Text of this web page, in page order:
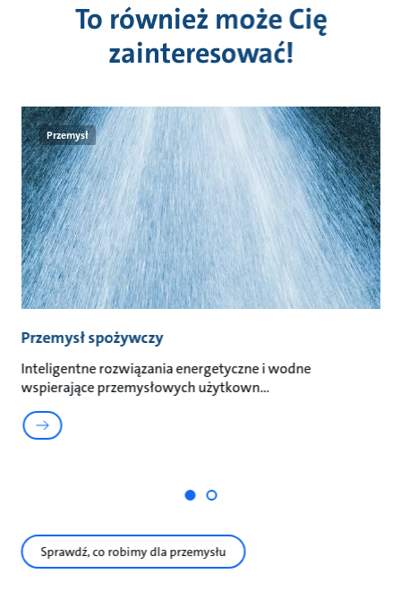
To również może Cię
zainteresować!
Przemysł
Przemysł spożywczy
Inteligentne rozwiązania energetyczne i wodne
wspierające przemysłowych użytkown
Sprawdź, co robimy dla przemysłu